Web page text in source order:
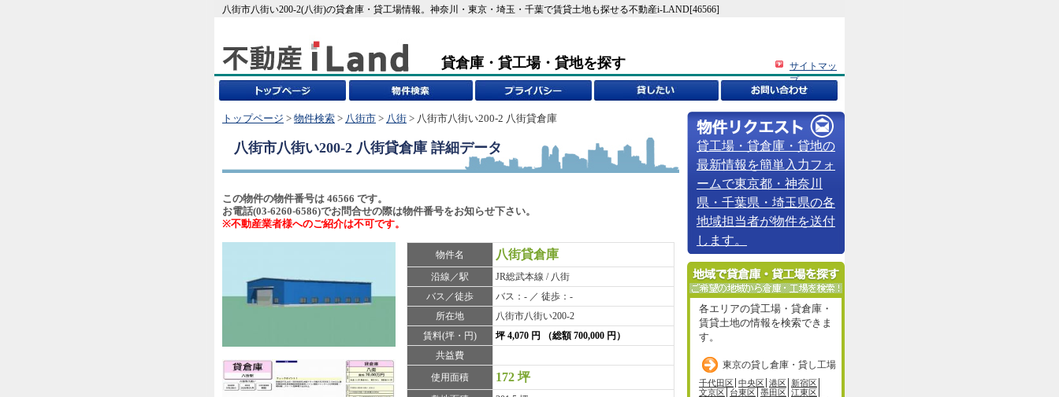
八街市八街い200-2(八街)の貸倉庫・貸工場情報。神奈川・東京・埼玉・千葉で賃貸土地も探せる不動産i-LAND[46566]
貸倉庫・貸工場・貸地を探す
サイトマッ
プ
トップページ > 物件検索 > 八街市 > 八街 > 八街市八街い200-2 八街貸倉庫
八街市八街い200-2 八街貸倉庫 詳細データ
この物件の物件番号は 46566 です。
お電話(03-6260-6586)でお問合せの際は物件番号をお知らせ下さい。
※不動産業者様へのご紹介は不可です。
物件名 八街貸倉庫
沿線／駅
JR総武本線 / 八街
バス／徒歩
バス：- ／ 徒歩：-
所在地
八街市八街い200-2
賃料(坪・円)
坪 4,070 円 （総額 700,000 円）
共益費
使用面積
172 坪
貸工場・貸倉庫・貸地の
最新情報を簡単入力フォ
ームで東京都・神奈川
県・千葉県・埼玉県の各
地域担当者が物件を送付
します。
各エリアの貸工場・貸倉庫・
賃貸土地の情報を検索できま
す。
東京の貸し倉庫・貸し工場
千代田区 中央区 港区 新宿区
文京区 台東区 墨田区 江東区